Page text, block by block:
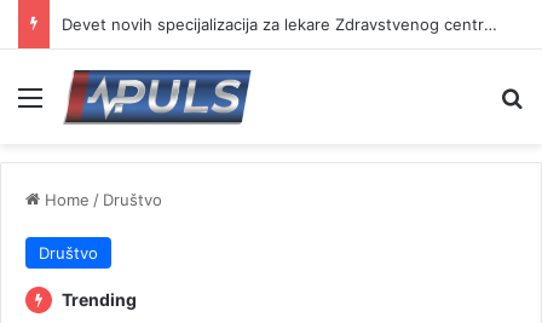
Devet novih specijalizacija za lekare Zdravstvenog centra Vranje
Menu
Home / Društvo
Društvo
Trending